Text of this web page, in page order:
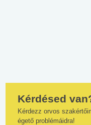
Kérdésed
Kérdezz orvos
égető problémáidra!